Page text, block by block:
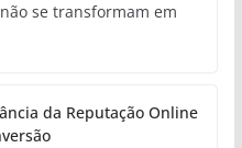
se transformam em
da Reputação Online